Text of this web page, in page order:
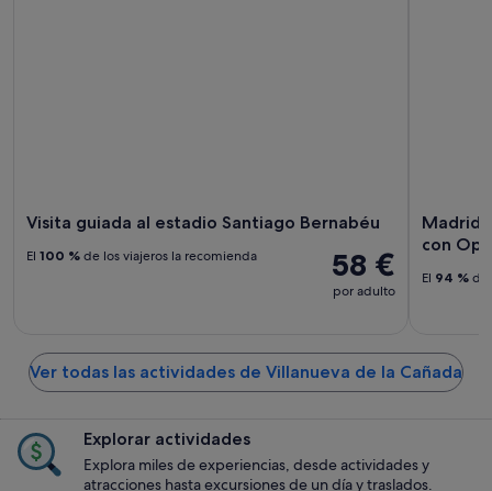
Visita guiada al estadio Santiago Bernabéu
58 €
por adulto
El 100 % de los viajeros la recomienda
Madrid:
con
El 94 % de
Ver todas las actividades de Villanueva de la Cañada
Explorar actividades
Explora miles de experiencias, desde actividades y
atracciones hasta excursiones de un día y traslados.